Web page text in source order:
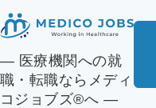
― 医療機関への就
職・転職ならメディ
コジョブズ®へ ―